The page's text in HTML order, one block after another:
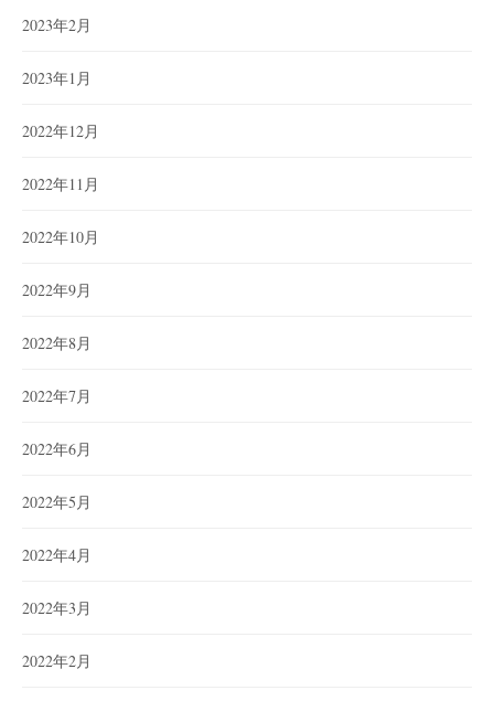
2023年2月
2023年1月
2022年12月
2022年11月
2022年10月
2022年9月
2022年8月
2022年7月
2022年6月
2022年5月
2022年4月
2022年3月
2022年2月